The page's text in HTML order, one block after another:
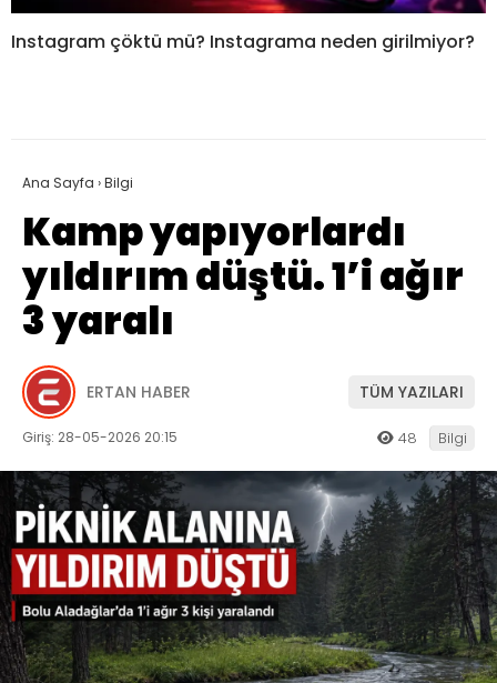
Instagram çöktü mü? Instagrama neden girilmiyor?
Ana Sayfa ›Bilgi
Kamp yapıyorlardı
yıldırım düştü. 1’i ağır
3 yaralı
ERTAN HABER TÜM YAZILARI
Giriş: 28-05-2026 20:15 48 Bilgi